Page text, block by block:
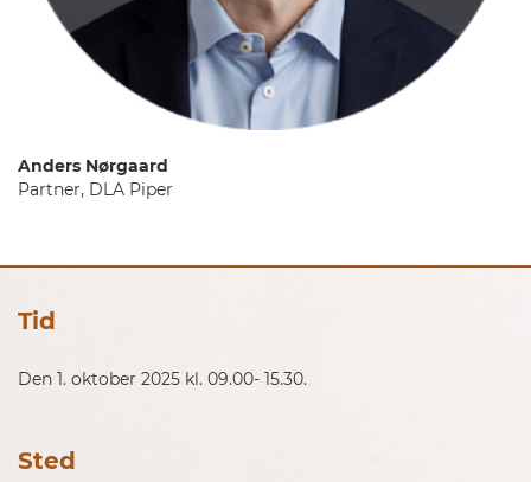
Anders Nørgaard
Partner, DLA Piper
Tid
Den 1. oktober 2025 kl. 09.00- 15.30.
Sted